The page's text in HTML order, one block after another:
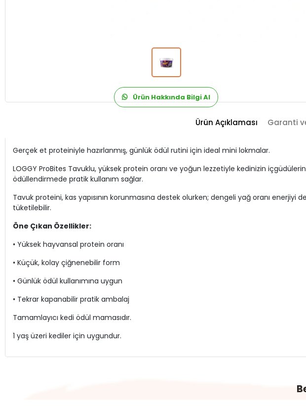
Ürün Hakkında Bilgi Al
Ürün Açıklaması Garanti
Gerçek et proteiniyle hazırlanmış, günlük ödül rutini için ideal mini lokmalar.
LOGGY ProBites Tavuklu, yüksek protein oranı ve yoğun lezzetiyle kedinizin
ödüllendirmede pratik kullanım sağlar.
Tavuk proteini, kas yapısının korunmasına destek olurken; dengeli yağ oranı
tüketilebilir.
Öne Çıkan Özellikler:
• Yüksek hayvansal protein oranı
• Küçük, kolay çiğnenebilir form
• Günlük ödül kullanımına uygun
• Tekrar kapanabilir pratik ambalaj
Tamamlayıcı kedi ödül mamasıdır.
1 yaş üzeri kediler için uygundur.